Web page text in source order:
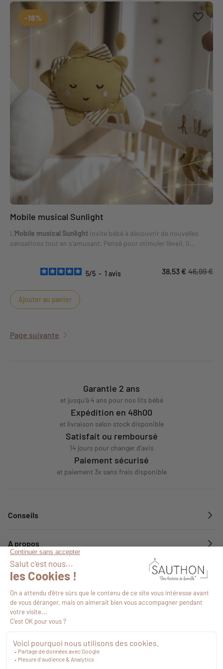
-18%
Mobile musical Sunlight
L'Mobile musical Sunlight invite bébé à découvrir de nouvelles
sensations tout en s'amusant. Pensé pour stimuler l'éveil, il
et cohérente à ce produit.5/5 - 1 avis 38,53 € 46,99 €
Ajouter au panier
Page suivante
Garantie 2 ans
et jusqu'à 4 ans pour nos lits bébé
Expédition en 48h00
et livraison selon stock disponible
Satisfait ou remboursé
14 jours pour changer d'avis
Paiement sécurisé
et paiement 3x sans frais disponible
Conseils
A propos
Services
Suivez-nous